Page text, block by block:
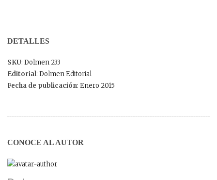
DETALLES
SKU: Dolmen 233
Editorial: Dolmen Editorial
Fecha de publicación: Enero 2015
CONOCE AL AUTOR